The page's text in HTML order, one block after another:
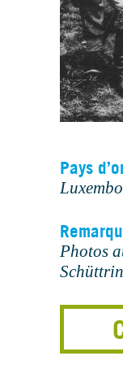
Pays
Photos